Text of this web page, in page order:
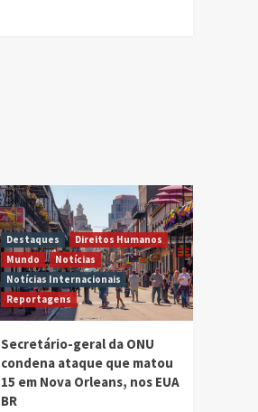
Destaques
Direitos Humanos
Mundo
Notícias
Notícias Internacionais
Reportagens
Secretário-geral da ONU
condena ataque que matou
15 em Nova Orleans, nos EUA
BR